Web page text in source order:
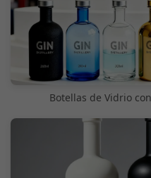
Botellas de Vidrio